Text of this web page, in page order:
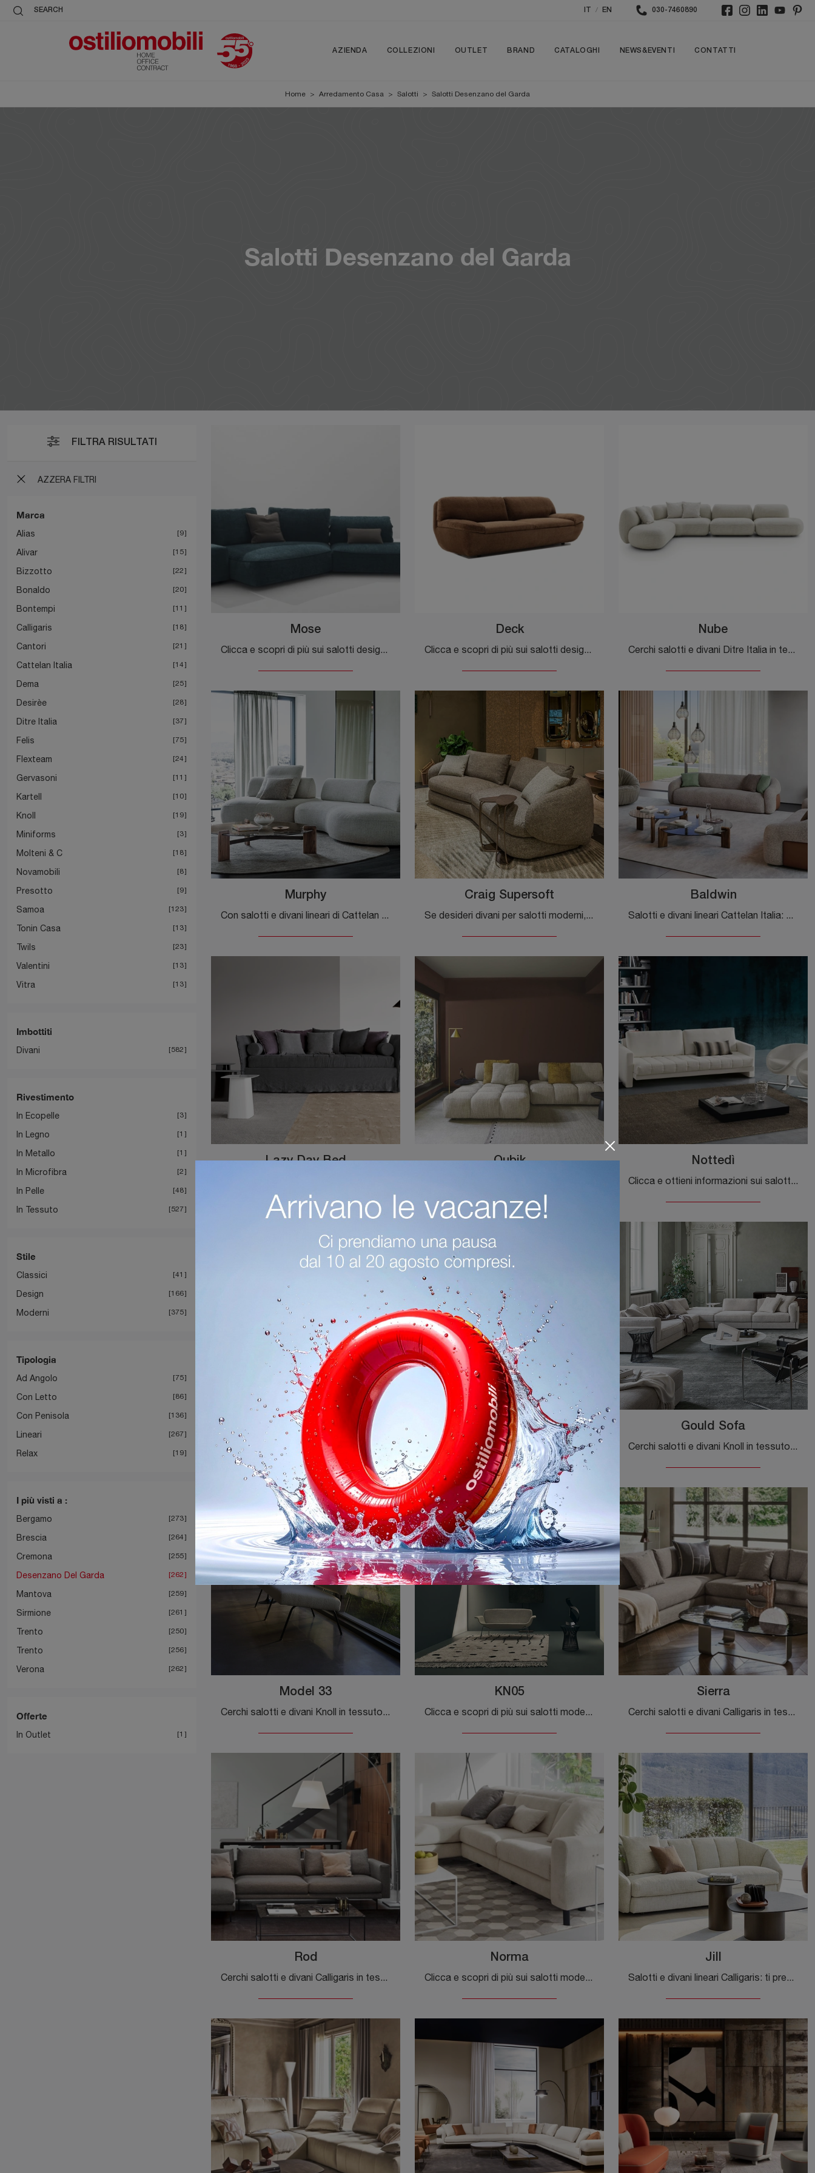
SEARCH / EN 030-7460890
AZIENDA COLLEZIONI OUTLET BRAND CATALOGHI NEWS&EVENTI CONTATTI
Home > Arredamento Casa > Salotti > Salotti Desenzano del Garda
Salotti Desenzano del Garda
FILTRA RISULTATI
AZZERA FILTRI
Marca
Alias 9
Alivar 15
Bizzotto 22
Bonaldo 20
Bontempi 11
Calligaris 18
Cantori 21
Cattelan Italia 14
Dema 25
Desirèe 28
Ditre Italia 37
Felis 75
Flexteam 24
Gervasoni 11
Kartell 10
Knoll 19
Miniforms 3
Molteni & C 18
Novamobili 8
Presotto 9
Samoa 123
Tonin Casa 13
Twils 23
Valentini 13
Vitra 13
Imbottiti
Divani 582
Rivestimento
In Ecopelle 3
In Legno 1
In Metallo 1
In Microfibra 2
In Pelle 48
In Tessuto 527
Stile
Classici 41
Design 166
Moderni 375
Tipologia
Ad Angolo 75
Con Letto 86
Con Penisola 136
Lineari 267
Relax 19
I più visti a :
Bergamo 273
Brescia 264
Cremona 255
Desenzano Del Garda 262
Mantova 259
Sirmione 261
Trento 250
Trento 256
Verona 262
Offerte
In Outlet 1
Mose
Clicca e scopri di più sui salotti design di Desirèe! Molteplici modelli di divani, come Mose, ti attendono.
Deck
Clicca e scopri di più sui salotti design di Ditre Italia! Differenti modelli di divani, come Deck, ti aspettano.
Nube
Cerchi salotti e divani Ditre Italia in tessuto? Clicca e scopri di più sul modello Nube per spazi design.
Murphy
Con salotti e divani lineari di Cattelan Italia come il modello Murphy in tessuto, potrai ultimare il tuo progetto d'arredo.
Craig Supersoft
Se desideri divani per salotti moderni, clicca e leggi di più sul modello Craig Supersoft in tessuto della firma Cattelan Italia.
Baldwin
Salotti e divani lineari Cattelan Italia: ecco a te il modello Baldwin in tessuto per arricchire la zona giorno.
Lazy Day Bed
Qubik
Nottedì
Clicca e ottieni informazioni sui salotti moderni di Dema! Molteplici modelli di divani, come Nottedì, ti aspettano.
Aldebaran
Salotti e divani con penisola Bonaldo: ecco a te il modello Aldebaran in tessuto per arricchire la zona giorno.
Arlon
Cerchi salotti e divani Desirèe in tessuto? Clicca e scopri di più sul modello Arlon per spazi moderni.
Gould Sofa
Cerchi salotti e divani Knoll in tessuto? Clicca e scopri di più sul modello Gould Sofa per spazi moderni.
Model 33
Cerchi salotti e divani Knoll in tessuto? Clicca e ottieni informazioni sul modello Model 33 per spazi moderni.
KN05
Clicca e scopri di più sui salotti moderni di Knoll! Vari modelli di divani, come KN05, ti aspettano.
Sierra
Cerchi salotti e divani Calligaris in tessuto? Clicca e scopri di più sul modello Sierra per spazi moderni.
Rod
Cerchi salotti e divani Calligaris in tessuto? Clicca e scopri di più sul modello Rod per spazi moderni.
Norma
Clicca e scopri di più sui salotti moderni di Calligaris! Diversi modelli di divani, come Norma, ti attendono.
Jill
Salotti e divani lineari Calligaris: ti presentiamo il modello Jill in tessuto per valorizzare il soggiorno.